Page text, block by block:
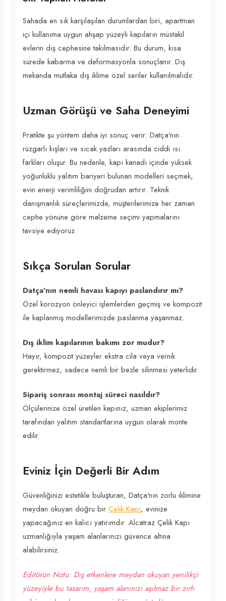
Sahada en sık karşılaşılan durumlardan biri, apartman
içi kullanıma uygun ahşap yüzeyli kapıların müstakil
evlerin dış cephesine takılmasıdır. Bu durum, kısa
sürede kabarma ve deformasyonla sonuçlanır. Dış
mekanda mutlaka dış iklime özel seriler kullanılmalıdır.
Uzman Görüşü ve Saha Deneyimi
Pratikte şu yöntem daha iyi sonuç verir: Datça'nın
rüzgarlı kışları ve sıcak yazları arasında ciddi ısı
farkları oluşur. Bu nedenle, kapı kanadı içinde yüksek
yoğunluklu yalıtım bariyeri bulunan modelleri seçmek,
evin enerji verimliliğini doğrudan artırır. Teknik
danışmanlık süreçlerimizde, müşterilerimize her zaman
cephe yönüne göre malzeme seçimi yapmalarını
tavsiye ediyoruz.
Sıkça Sorulan Sorular
Datça'nın nemli havası kapıyı paslandırır mı?
Özel korozyon önleyici işlemlerden geçmiş ve kompozit
ile kaplanmış modellerimizde paslanma yaşanmaz.
Dış iklim kapılarının bakımı zor mudur?
Hayır, kompozit yüzeyler ekstra cila veya vernik
gerektirmez, sadece nemli bir bezle silinmesi yeterlidir.
Sipariş sonrası montaj süreci nasıldır?
Ölçülerinize özel üretilen kapınız, uzman ekiplerimiz
tarafından yalıtım standartlarına uygun olarak monte
edilir.
Eviniz İçin Değerli Bir Adım
Güvenliğinizi estetikle buluşturan, Datça'nın zorlu iklimine
meydan okuyan doğru bir Çelik Kapı, evinize
yapacağınız en kalıcı yatırımdır. Alcatraz Çelik Kapı
uzmanlığıyla yaşam alanlarınızı güvence altına
alabilirsiniz.
Editörün Notu: Dış etkenlere meydan okuyan yenilikçi
yüzeyiyle bu tasarım, yaşam alanınızı aşılmaz bir zırh